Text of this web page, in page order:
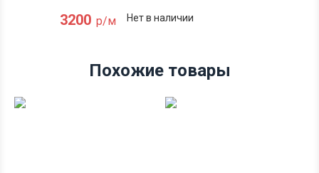
3200 р/м Нет в наличии
Похожие товары